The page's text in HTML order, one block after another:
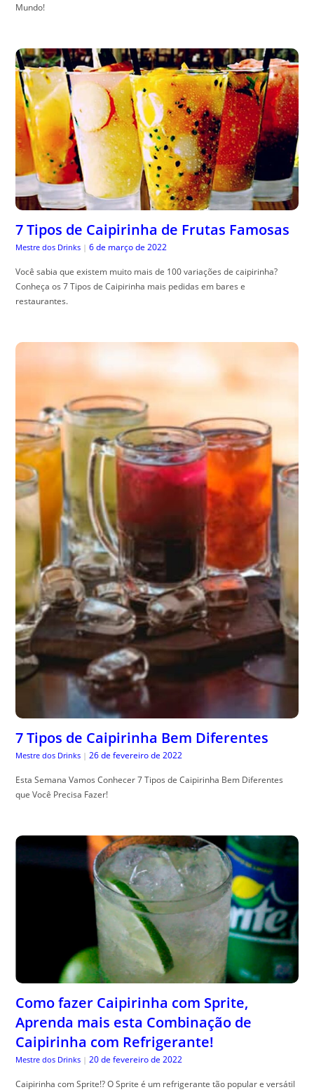
Mundo!
7 Tipos de Caipirinha de Frutas Famosas
Mestre dos Drinks | 6 de março de 2022
Você sabia que existem muito mais de 100 variações de caipirinha?
Conheça os 7 Tipos de Caipirinha mais pedidas em bares e
restaurantes.
7 Tipos de Caipirinha Bem Diferentes
Mestre dos Drinks | 26 de fevereiro de 2022
Esta Semana Vamos Conhecer 7 Tipos de Caipirinha Bem Diferentes
que Você Precisa Fazer!
Como fazer Caipirinha com Sprite,
Aprenda mais esta Combinação de
Caipirinha com Refrigerante!
Mestre dos Drinks | 20 de fevereiro de 2022
Caipirinha com Sprite!? O Sprite é um refrigerante tão popular e versátil